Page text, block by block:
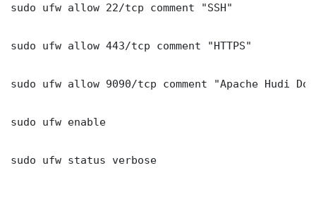
sudo ufw allow 22/tcp comment "SSH"
sudo ufw allow 443/tcp comment "HTTPS"
sudo ufw allow 9090/tcp comment "Apache Hudi
sudo ufw enable
sudo ufw status verbose